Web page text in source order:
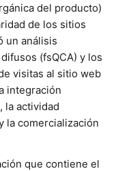
del producto)
de los sitios
un análisis
(fsQCA) y los
visitas al sitio web
integración
la actividad
la comercialización
que contiene el